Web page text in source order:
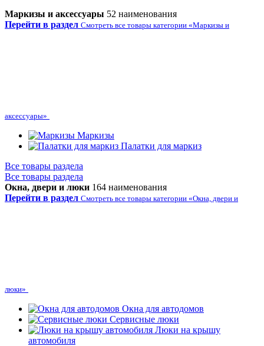
Маркизы и аксессуары 52 наименования
Перейти в раздел Смотреть все товары категории «Маркизы и
аксессуары»
Маркизы
Палатки для маркиз
Все товары раздела
Все товары раздела
Окна, двери и люки 164 наименования
Перейти в раздел Смотреть все товары категории «Окна, двери и
люки»
Окна для автодомов
Сервисные люки
Люки на крышу
автомобиля